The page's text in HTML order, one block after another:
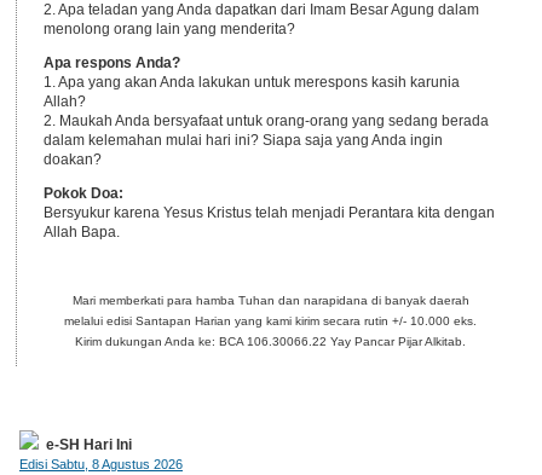
2. Apa teladan yang Anda dapatkan dari Imam Besar Agung dalam
menolong orang lain yang menderita?
Apa respons Anda?
1. Apa yang akan Anda lakukan untuk merespons kasih karunia
Allah?
2. Maukah Anda bersyafaat untuk orang-orang yang sedang berada
dalam kelemahan mulai hari ini? Siapa saja yang Anda ingin
doakan?
Pokok Doa:
Bersyukur karena Yesus Kristus telah menjadi Perantara kita dengan
Allah Bapa.
Mari memberkati para hamba Tuhan dan narapidana di banyak daerah
melalui edisi Santapan Harian yang kami kirim secara rutin +/- 10.000 eks.
Kirim dukungan Anda ke: BCA 106.30066.22 Yay Pancar Pijar Alkitab.
e-SH Hari Ini
Edisi Sabtu, 8 Agustus 2026